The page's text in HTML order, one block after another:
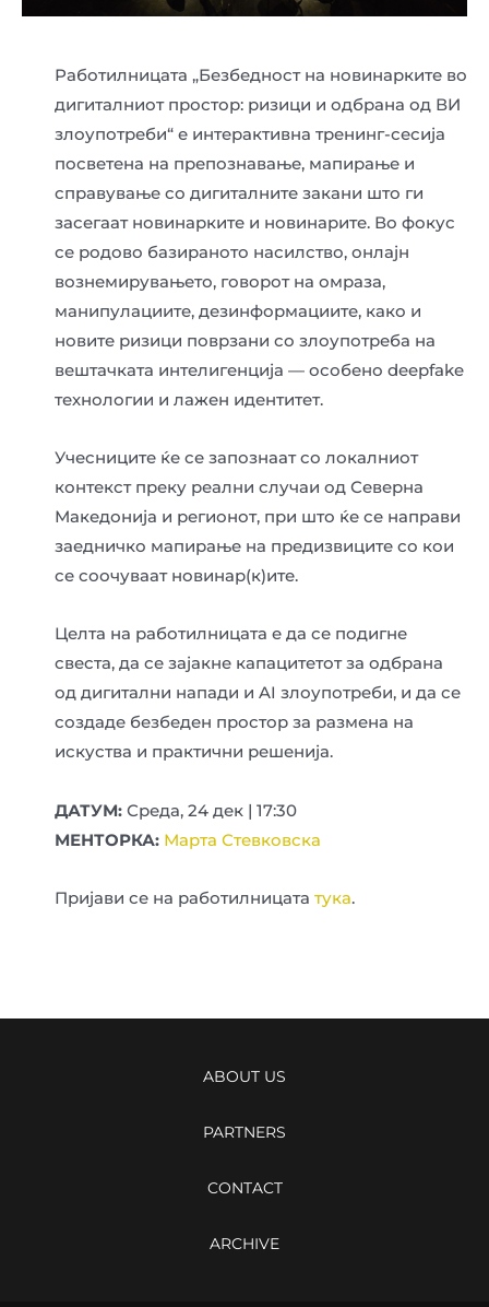
Работилницата „Безбедност на новинарките во
дигиталниот простор: ризици и одбрана од ВИ
злоупотреби“ е интерактивна тренинг-сесија
посветена на препознавање, мапирање и
справување со дигиталните закани што ги
засегаат новинарките и новинарите. Во фокус
се родово базираното насилство, онлајн
вознемирувањето, говорот на омраза,
манипулациите, дезинформациите, како и
новите ризици поврзани со злоупотреба на
вештачката интелигенција — особено deepfake
технологии и лажен идентитет.
Учесниците ќе се запознаат со локалниот
контекст преку реални случаи од Северна
Македонија и регионот, при што ќе се направи
заедничко мапирање на предизвиците со кои
се соочуваат новинар(к)ите.
Целта на работилницата е да се подигне
свеста, да се зајакне капацитетот за одбрана
од дигитални напади и AI злоупотреби, и да се
создаде безбеден простор за размена на
искуства и практични решенија.
ДАТУМ: Среда, 24 дек | 17:30
МЕНТОРКА: Марта Стевковска
Пријави се на работилницата тука.
ABOUT US
PARTNERS
CONTACT
ARCHIVE